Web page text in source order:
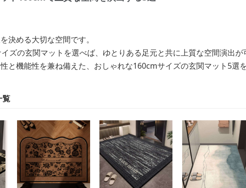
決める大切な空間です。
ズの玄関マットを選べば、ゆとりある足元と共に上質な空間演出が
と機能性を兼ね備えた、おしゃれな160cmサイズの玄関マット5選を
覧